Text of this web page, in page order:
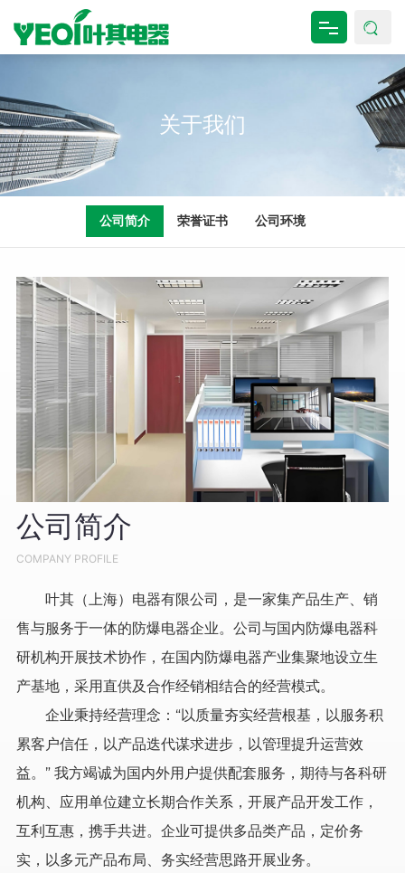
关于我们
产品中心
资料下载
联系我们
关于我们
公司简介 荣誉证书 公司环境
公司简介
COMPANY PROFILE
叶其（上海）电器有限公司，是一家集产品生产、销
售与服务于一体的防爆电器企业。公司与国内防爆电器科
研机构开展技术协作，在国内防爆电器产业集聚地设立生
产基地，采用直供及合作经销相结合的经营模式。
企业秉持经营理念：“以质量夯实经营根基，以服务积
累客户信任，以产品迭代谋求进步，以管理提升运营效
益。” 我方竭诚为国内外用户提供配套服务，期待与各科研
机构、应用单位建立长期合作关系，开展产品开发工作，
互利互惠，携手共进。企业可提供多品类产品，定价务
实，以多元产品布局、务实经营思路开展业务。